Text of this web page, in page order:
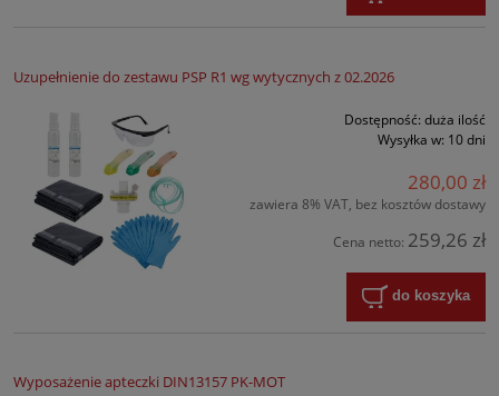
Uzupełnienie do zestawu PSP R1 wg wytycznych z 02.2026
Dostępność: duża ilość
Wysyłka w: 10 dni
280,00 zł
zawiera 8% VAT, bez kosztów dostawy
Cena netto: 259,26 zł
do koszyka
Wyposażenie apteczki DIN13157 PK-MOT